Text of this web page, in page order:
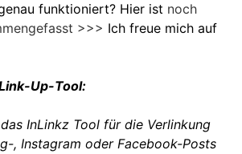
funktioniert? Hier ist noch
>>> Ich freue mich auf
Up-Tool:
InLinkz Tool für die Verlinkung
, Instagram oder Facebook-Posts